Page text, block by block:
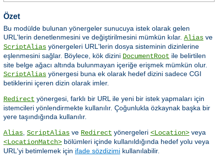
Özet
Bu modülde bulunan yönergeler sunucuya istek olarak gelen
URL'lerin denetlenmesini ve değiştirilmesini mümkün kılar. Alias ve
ScriptAlias yönergeleri URL'lerin dosya sisteminin dizinlerine
eşlenmesini sağlar. Böylece, kök dizini DocumentRoot ile belirtilen
site belge ağacı altında bulunmayan içeriğe erişmek mümkün olur.
ScriptAlias yönergesi buna ek olarak hedef dizini sadece CGI
betiklerini içeren dizin olarak imler.
Redirect yönergesi, farklı bir URL ile yeni bir istek yapmaları için
istemcileri yönlendirmekte kullanılır. Çoğunlukla özkaynak başka bir
yere taşındığında kullanılır.
Alias ScriptAlias ve Redirect yönergeleri <Location> veya
<LocationMatch> bölümleri içinde kullanıldığında hedef yolu veya
URL'yi betimlemek için ifade sözdizimi kullanılabilir.